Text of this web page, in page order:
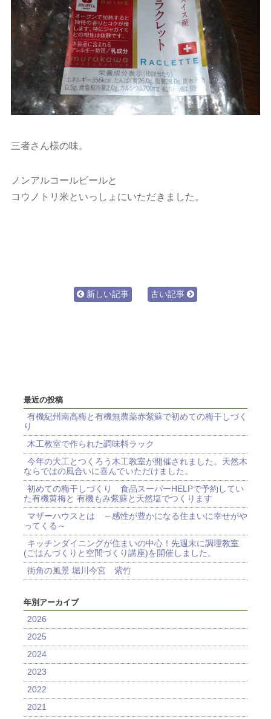
三者さん様の味。
ノンアルコールビールと
コウノトリ米といっしょにいただきました。
新しい記事 古い記事
最近の投稿
有機紀州南高梅と有機無農薬赤紫蘇で初めての梅干しづく
り
木工教室で作られた調味料ラック
今年の大工とつくろう木工教室が開催されました。天然木
ならではの風合いに喜んでいただけました。
初めての梅干しづくり 食品スーパーHELPで予約してい
た有機黄梅と 有機もみ紫蘇と天然塩でつくります
マザーハウスとは ～感性が豊かになる住まいに幸せがや
ってくる～
キッチンダイニングが住まいの中心！先週末に調理教室
(ごはんづくりと空間づくり講座)を開催しました。
街角の風景 堀川今宮 紫竹
年別アーカイブ
2026
2025
2024
2023
2022
2021